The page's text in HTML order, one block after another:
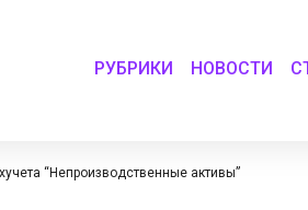
РУБРИКИ НОВОСТИ
“Непроизводственные активы”